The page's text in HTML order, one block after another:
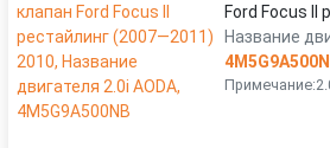
Ford Focus II
Название